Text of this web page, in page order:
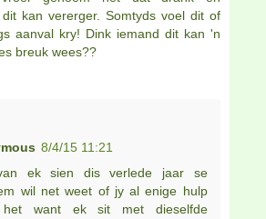
kan vererger. Somtyds voel dit of
aanval kry! Dink iemand dit kan 'n
breuk wees??
8/4/15 11:21
ek sien dis verlede jaar se
wil net weet of jy al enige hulp
het want ek sit met dieselfde